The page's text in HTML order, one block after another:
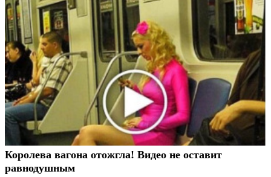
Королева вагона отожгла! Видео не оставит
равнодушным